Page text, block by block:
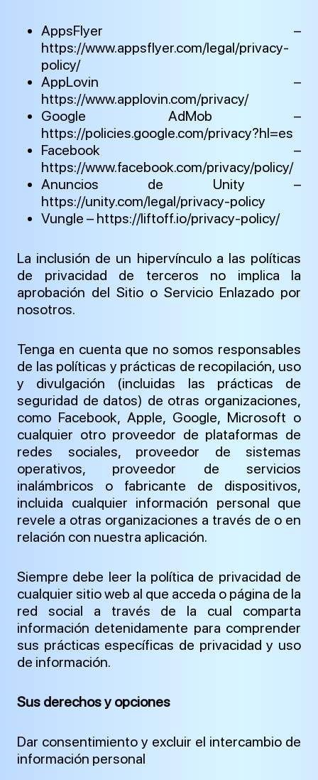
AppsFlyer –
https://www.appsflyer.com/legal/privacy-
policy/
AppLovin –
https://www.applovin.com/privacy/
Google AdMob –
https://policies.google.com/privacy?hl=es
Facebook –
https://www.facebook.com/privacy/policy/
Anuncios de Unity –
https://unity.com/legal/privacy-policy
Vungle – https://liftoff.io/privacy-policy/
La inclusión de un hipervínculo a las políticas
de privacidad de terceros no implica la
aprobación del Sitio o Servicio Enlazado por
nosotros.
Tenga en cuenta que no somos responsables
de las políticas y prácticas de recopilación, uso
y divulgación (incluidas las prácticas de
seguridad de datos) de otras organizaciones,
como Facebook, Apple, Google, Microsoft o
cualquier otro proveedor de plataformas de
redes sociales, proveedor de sistemas
operativos, proveedor de servicios
inalámbricos o fabricante de dispositivos,
incluida cualquier información personal que
revele a otras organizaciones a través de o en
relación con nuestra aplicación.
Siempre debe leer la política de privacidad de
cualquier sitio web al que acceda o página de la
red social a través de la cual comparta
información detenidamente para comprender
sus prácticas específicas de privacidad y uso
de información.
Sus derechos y opciones
Dar consentimiento y excluir el intercambio de
información personal